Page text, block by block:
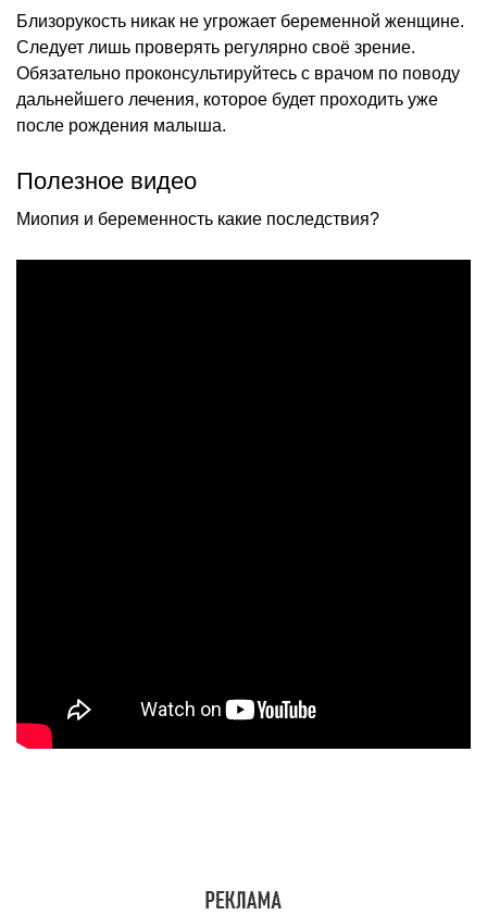
Близорукость никак не угрожает беременной женщине.
Следует лишь проверять регулярно своё зрение.
Обязательно проконсультируйтесь с врачом по поводу
дальнейшего лечения, которое будет проходить уже
после рождения малыша.
Полезное видео
Миопия и беременность какие последствия?